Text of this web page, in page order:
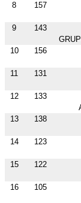
8
157
9
143
10
156
11
131
12
133
13
138
14
123
15
122
16
105